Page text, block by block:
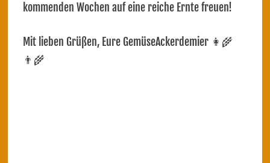
kommenden Wochen auf eine reiche Ernte freuen!
Mit lieben Grüßen, Eure GemüseAckerdemier 👩‍🌾
👨‍🌾